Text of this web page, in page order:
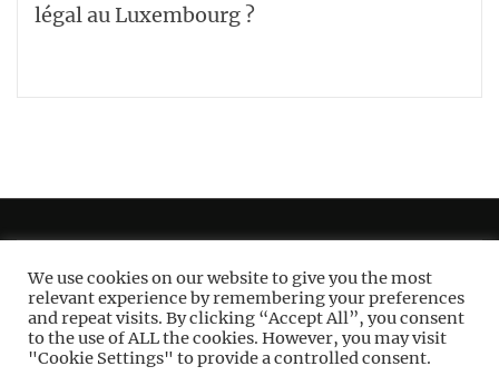
légal au Luxembourg ?
Cookies
Mentions Légales
We use cookies on our website to give you the most
relevant experience by remembering your preferences
and repeat visits. By clicking “Accept All”, you consent
to the use of ALL the cookies. However, you may visit
"Cookie Settings" to provide a controlled consent.